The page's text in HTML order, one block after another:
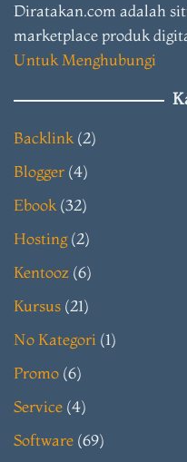
Diratakan.com adalah
marketplace produk
Untuk Menghubungi
Backlink (2)
Blogger (4)
Ebook (32)
Hosting(2)
Kentooz (6)
Kursus (21)
No Kategori (1)
Promo (6)
Service (4)
Software (69)